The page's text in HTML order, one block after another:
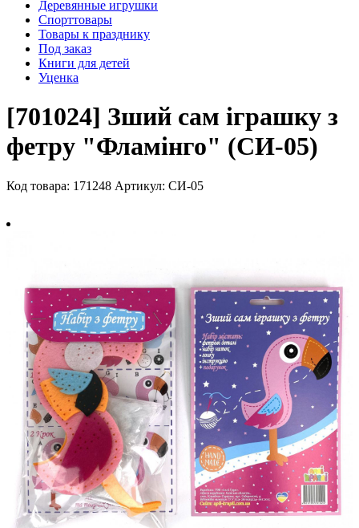
Деревянные игрушки
Спорттовары
Товары к празднику
Под заказ
Книги для детей
Уценка
[701024] Зший сам іграшку з
фетру "Фламінго" (СИ-05)
Код товара: 171248 Артикул: СИ-05